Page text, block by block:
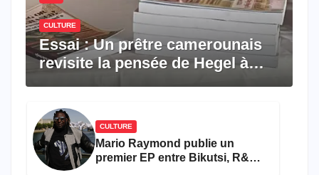
CULTURE
Essai : Un prêtre camerounais
revisite la pensée de Hegel à
CULTURE
Mario Raymond publie un
premier EP entre Bikutsi, R&B